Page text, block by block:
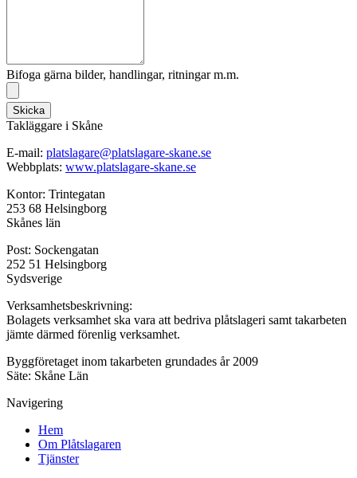
Bifoga gärna bilder, handlingar, ritningar m.m.
Skicka
Takläggare i Skåne
E-mail: platslagare@platslagare-skane.se
Webbplats: www.platslagare-skane.se
Kontor: Trintegatan
253 68 Helsingborg
Skånes län
Post: Sockengatan
252 51 Helsingborg
Sydsverige
Verksamhetsbeskrivning:
Bolagets verksamhet ska vara att bedriva plåtslageri samt takarbeten
jämte därmed förenlig verksamhet.
Byggföretaget inom takarbeten grundades år 2009
Säte: Skåne Län
Navigering
Hem
Om Plåtslagaren
Tjänster